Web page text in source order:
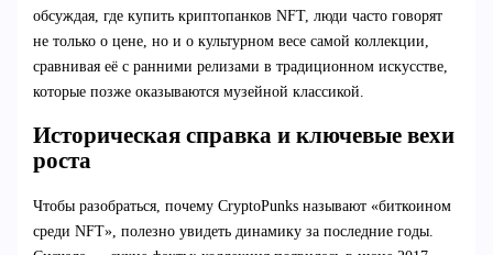
обсуждая, где купить криптопанков NFT, люди часто говорят
не только о цене, но и о культурном весе самой коллекции,
сравнивая её с ранними релизами в традиционном искусстве,
которые позже оказываются музейной классикой.
Историческая справка и ключевые вехи
роста
Чтобы разобраться, почему CryptoPunks называют «биткоином
среди NFT», полезно увидеть динамику за последние годы.